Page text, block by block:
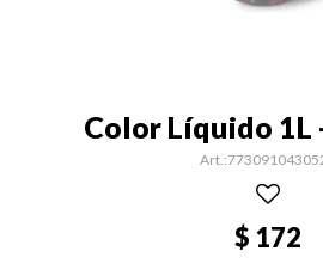
Color Líquido 1L
$ 172